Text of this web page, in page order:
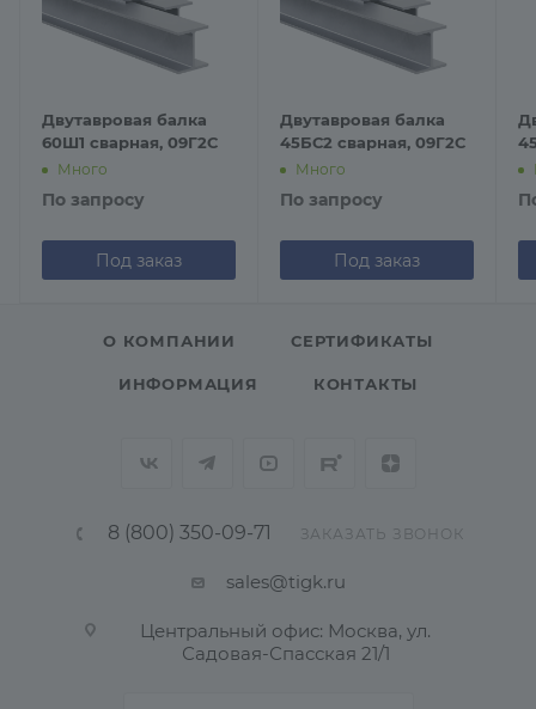
Двутавровая балка
60Ш1 сварная, 09Г2С
Много
По запросу
Под заказ
Двутавровая балка
45БС2 сварная, 09Г2С
Много
По запросу
Под заказ
О КОМПАНИИ СЕРТИФИКАТЫ
ИНФОРМАЦИЯ КОНТАКТЫ
8 (800) 350-09-71 ЗАКАЗАТЬ ЗВОНОК
sales@tigk.ru
Центральный офис: Москва, ул.
Садовая-Спасская 21/1